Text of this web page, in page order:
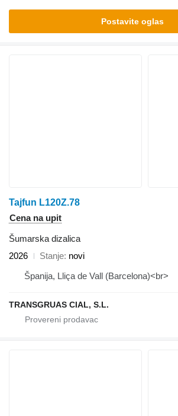
Postavite oglas
Tajfun L120Z.78
Cena na upit
Šumarska dizalica
2026
Stanje novi
Španija, Lliça de Vall (Barcelona)<br>
TRANSGRUAS CIAL, S.L.